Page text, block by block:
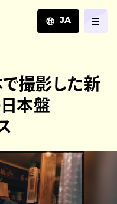
JA
ZH
撮影した新
本盤